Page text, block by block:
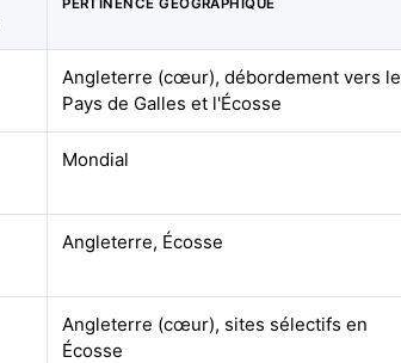
PERTINENCE GÉOGRAPHIQUE
Angleterre (cœur), débordement vers le
Pays de Galles et l'Écosse
Mondial
Angleterre, Écosse
Angleterre (cœur), sites sélectifs en
Écosse